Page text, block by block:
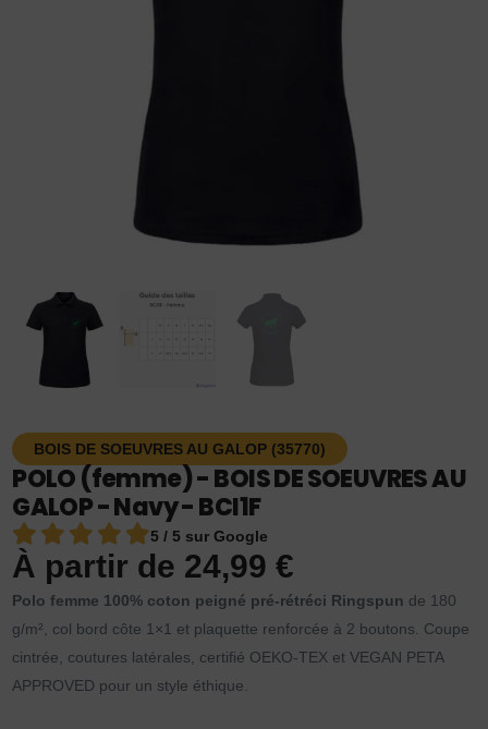
BOIS DE SOEUVRES AU GALOP (35770)
POLO (femme) - BOIS DE SOEUVRES AU
GALOP - Navy - BCI1F
5 / 5 sur Google
À partir de 24,99€
Polo femme 100% coton peigné pré-rétréci Ringspun de 180
g/m², col bord côte 1×1 et plaquette renforcée à 2 boutons. Coupe
cintrée, coutures latérales, certifié OEKO-TEX et VEGAN PETA
APPROVED pour un style éthique.